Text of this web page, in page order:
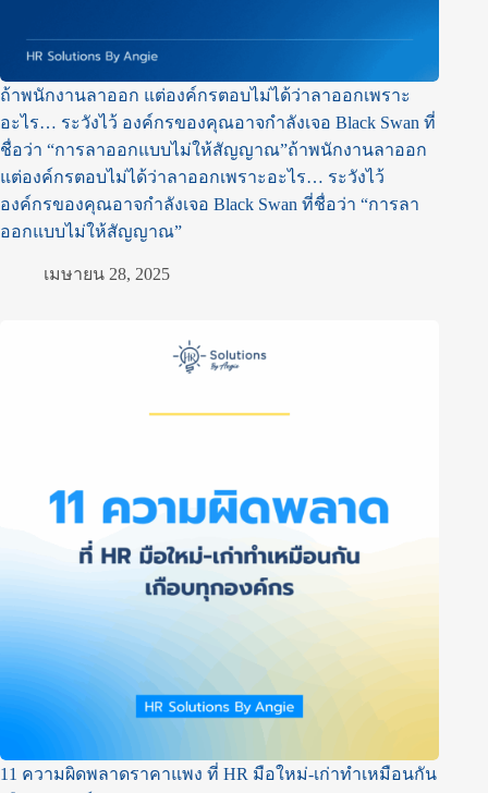
ถ้าพนักงานลาออก แต่องค์กรตอบไม่ได้ว่าลาออกเพราะ
อะไร… ระวังไว้ องค์กรของคุณอาจกำลังเจอ Black Swan ที่
ชื่อว่า “การลาออกแบบไม่ให้สัญญาณ”ถ้าพนักงานลาออก
แต่องค์กรตอบไม่ได้ว่าลาออกเพราะอะไร… ระวังไว้
องค์กรของคุณอาจกำลังเจอ Black Swan ที่ชื่อว่า “การลา
ออกแบบไม่ให้สัญญาณ”
เมษายน 28, 2025
11 ความผิดพลาดราคาแพง ที่ HR มือใหม่-เก่าทำเหมือนกัน